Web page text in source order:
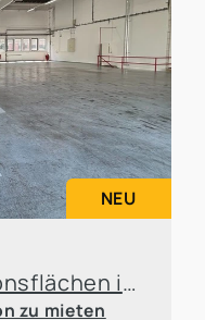
NEU
Lager- und Produktionsflächen in Rodenkirchen
zu mieten